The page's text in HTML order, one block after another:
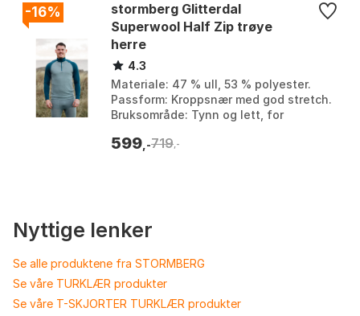
-16%
stormberg Glitterdal
Superwool Half Zip trøye
herre
4.3
Materiale: 47 % ull, 53 % polyester.
Passform: Kroppsnær med god stretch.
Bruksområde: Tynn og lett, for
Fukttransport: ...
599 ,-719,-
Nyttige lenker
Se alle produktene fra STORMBERG
Se våre TURKLÆR produkter
Se våre T-SKJORTER TURKLÆR produkter